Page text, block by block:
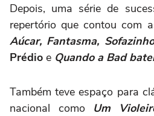
Depois, uma série de
repertório que contou com
Aúcar, Fantasma,
Prédio e Quando a Bad
Também teve espaço para
nacional como Um